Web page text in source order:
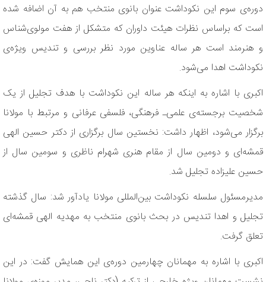
دوره‌ی سوم این نکوداشت عنوان بانوی منتخب هم به آن اضافه شده
است که براساس نظرات هیئت داوران که متشکل از هفت مولوی‌شناس
و هنرمند است هر ساله عناوین مورد نظر بررسی و تندیس ویژه‌ی
نکوداشت اهدا می‌شود.
اکبری با اشاره به اینکه هر ساله این نکوداشت با هدف تجلیل از یک
شخصیت برجسته‌ی علمی‌ـ فرهنگی، فلسفی عرفانی و مرتبط با مولانا
برگزار می‌شود، اظهار داشت: نخستین سال برگزاری از دکتر حسین الهی
قمشه‌ای و دومین سال از مقام هنری شهرام ناظری و سومین سال از
حسین علیزاده تجلیل شد.
مدیرمسئول سلسله نکوداشت بین‌المللی مولانا یادآور شد: سال گذشته
تجلیل و اهدا تندیس در بحث بانوی منتخب به مهدیه الهی قمشه‌ای
تعلق گرفت.
اکبری با اشاره به مهمانان چهارمین دوره‌ی این همایش گفت: در این